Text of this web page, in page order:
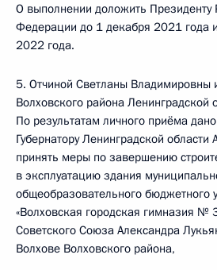
О выполнении доложить Президенту
Федерации до 1 декабря 2021 года
2022 года.
5. Отчиной Светланы Владимировны
Волховского района Ленинградской
По результатам личного приёма
Губернатору Ленинградской
принять меры по завершению
в эксплуатацию здания
общеобразовательного бюджетного
«Волховская городская гимназия №
Советского Союза Александра
Волхове Волховского района,